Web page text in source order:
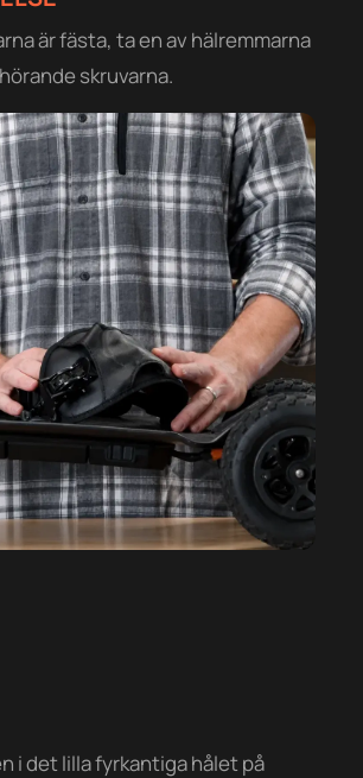
är fästa, ta en av hälremmarna
skruvarna.
i det lilla fyrkantiga hålet på